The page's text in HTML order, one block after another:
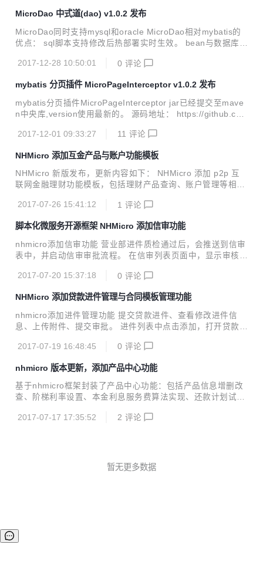
MicroDao 中式道(dao) v1.0.2 发布
MicroDao同时支持mysql和oracle MicroDao相对mybatis的
优点： sql脚本支持修改后热部署实时生效。 bean与数据库字
现。 sql脚本支持类似jsp的写法，且不必区分select、update
页。 不需要使用插件，内置支持针对bean的标准增删改查功
能。 不需要使用插件，内置支持读写分离，分库分表。 针对
mysql5.7支持动态字段。 支持mapper、template、非orm三
种模式支撑业务系统 mapper指，通过扫描接口，运行时自动
生成dao...
2017-12-28 10:50:01 0 评论
mybatis 分页插件 MicroPageInterceptor v1.0.2 发布
mybatis分页插件MicroPageInterceptor jar已经提交至mave
n中央库,version使用最新的。 源码地址： https://github.co
1， 支持mysql和oracle分页 2， 不必在xml编写统计count的
数的载体，不必像其他分页插件那样要求输入输出参数必须继
承特殊父类。 4， 可在PageInfo中填写自定义排序sql串，提
高查询性能和排序灵活性 spring中配置myba...
2017-12-01 09:33:27 11 评论
NHMicro 添加互金产品与账户功能模板
NHMicro 新版发布，更新内容如下： NHMicro 添加 p2p 互
联网金融理财功能模板，包括理财产品查询、账户管理等相关
后台管理功能 点击购买，可以显示产品详细信息。 包括预期
购，弹出订单支付页面。可以使用余额支付。 可以从互联网查
看登录用户账户信息、交易信息和投资信息
2017-07-26 15:41:12 1 评论
脚本化微服务开源框架 NHMicro 添加信审功能
nhmicro添加信审功能 营业部进件质检通过后，会推送到信审
表中，并启动信审审批流程。 在信审列表页面中，显示审核中
结束的审批可点击重启流程重新审批。 信审初审列表，显示处
此时初审tab页中显示初审提交按钮。 可填写初审意见并提
交。 信审终审列表，显示处于终审状态的进件记录。 点击终
审审批，打开审批页面，此时终审tab页中显示终审提交按
2017-07-20 15:37:18 0 评论
NHMicro 添加贷款进件管理与合同模板管理功能
nhmicro添加进件管理功能 提交贷款进件、查看修改进件信
息、上传附件、提交审批。 进件列表中点击添加，打开贷款进
启动审批，提交至部门质检进行审批 营业部审批列表页面中，
营业部质检tab页中提交审批意见 nhmicro添加合同模板管理
功能 在合同模板列表中创建记录，上传word（2003版）合同
模板文件，点击编译后就可以下载pdf了。在编写word文件是
符进行替换。
2017-07-19 16:48:45 0 评论
nhmicro 版本更新，添加产品中心功能
基于nhmicro框架封装了产品中心功能：包括产品信息增删改
查、阶梯利率设置、本金利息服务费算法实现、还款计划试
g/nh-micro 相关脚本有： Micro_product_center_list.groov
能。 Product_algo_lixi_xxhb.groovy...
2017-07-17 17:35:52 2 评论
暂无更多数据